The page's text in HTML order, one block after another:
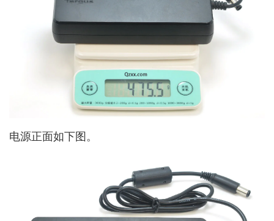
电源正面如下图。